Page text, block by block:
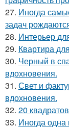
27. Иногда
задач
28. Интерьер
29. Квартира
30. Черный в
вдохновения.
31. Свет и
вдохновения.
32. 20
33. Иногда одна